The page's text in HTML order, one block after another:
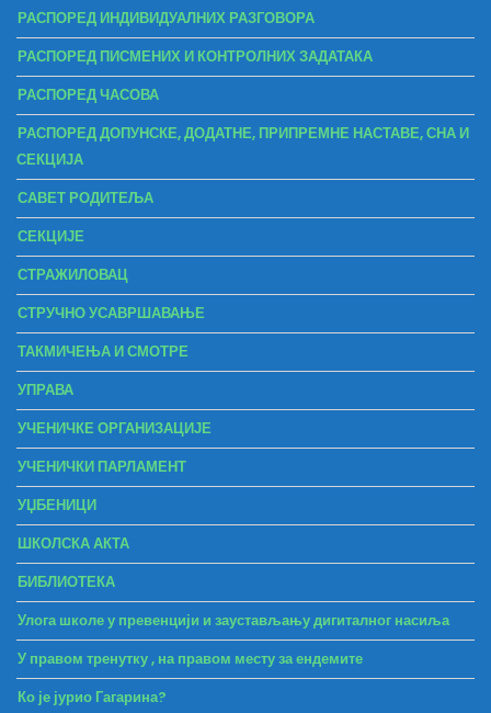
РАСПОРЕД ИНДИВИДУАЛНИХ РАЗГОВОРА
РАСПОРЕД ПИСМЕНИХ И КОНТРОЛНИХ ЗАДАТАКА
РАСПОРЕД ЧАСОВА
РАСПОРЕД ДОПУНСКЕ, ДОДАТНЕ, ПРИПРЕМНЕ НАСТАВЕ, СНА И
СЕКЦИЈА
САВЕТ РОДИТЕЉА
СЕКЦИЈЕ
СТРАЖИЛОВАЦ
СТРУЧНО УСАВРШАВАЊЕ
ТАКМИЧЕЊА И СМОТРЕ
УПРАВА
УЧЕНИЧКЕ ОРГАНИЗАЦИЈЕ
УЧЕНИЧКИ ПАРЛАМЕНТ
УЏБЕНИЦИ
ШКОЛСКА АКТА
БИБЛИОТЕКА
Улога школе у превенцији и заустављању дигиталног насиља
У правом тренутку , на правом месту за ендемите
Ко је јурио Гагарина?